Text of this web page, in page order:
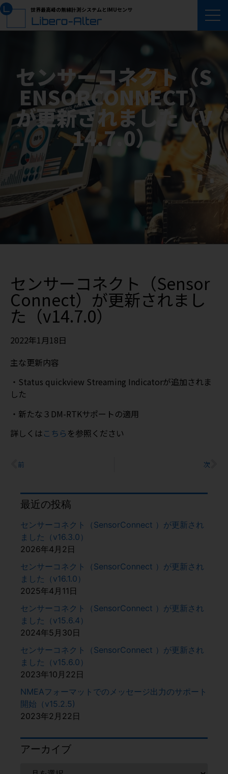
世界最高峰の無線計測システムとIMUセンサ
センサーコネクト（S
ENSORCONNECT）
が更新されました（V
14.7.0）
センサーコネクト（Sensor
Connect）が更新されまし
た（v14.7.0）
2022年1月18日
主な更新内容
・Status quickview Streaming Indicatorが追加されま
した
・新たな３DM-RTKサポートの適用
詳しくはこちら を参照ください
前 次
最近の投稿
センサーコネクト（SensorConnect ）が更新され
ました（v16.3.0）
2026年4月2日
センサーコネクト（SensorConnect ）が更新され
ました（v16.1.0）
2025年4月11日
センサーコネクト（SensorConnect ）が更新され
ました（v15.6.4）
2024年5月30日
センサーコネクト（SensorConnect ）が更新され
ました（v15.6.0）
2023年10月22日
NMEAフォーマットでのメッセージ出力のサポート
開始（v15.2.5)
2023年2月22日
アーカイブ